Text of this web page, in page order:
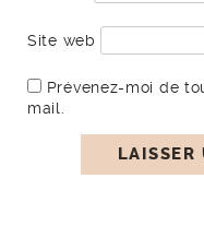
Site web
Prévenez-moi de
mail.